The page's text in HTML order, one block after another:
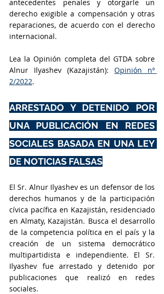
antecedentes penales y otorgarle un
derecho exigible a compensación y otras
reparaciones, de acuerdo con el derecho
internacional.
Lea la Opinión completa del GTDA sobre
Alnur Ilyashev (Kazajistán): Opinión nº
2/2022.
ARRESTADO Y DETENIDO POR
UNA PUBLICACIÓN EN REDES
SOCIALES BASADA EN UNA LEY
DE NOTICIAS FALSAS
El Sr. Alnur Ilyashev es un defensor de los
derechos humanos y de la participación
cívica pacífica en Kazajistán, residenciado
en Almaty, Kazajistán. Busca el desarrollo
de la competencia política en el país y la
creación de un sistema democrático
multipartidista e independiente. El Sr.
Ilyashev fue arrestado y detenido por
publicaciones que realizó en redes
sociales.